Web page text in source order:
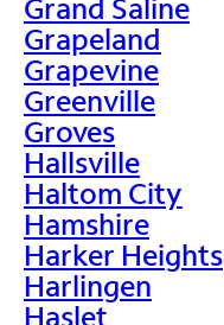
Grand Saline
Grapeland
Grapevine
Greenville
Groves
Hallsville
Haltom City
Hamshire
Harker Heights
Harlingen
Haslet